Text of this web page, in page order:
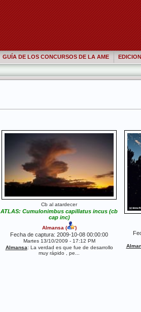
GUÍA DE LOS CONCURSOS DE LA AME
Cb al atardecer
ATLAS: Cumulonimbus capillatus incus (cb
cap inc)
Almansa ( )
Fecha de captura: 2009-10-08 00:00:00
Martes 13/10/2009 - 17:12 PM
Almansa: La verdad es que fue de desarrollo
muy rápido , pe...